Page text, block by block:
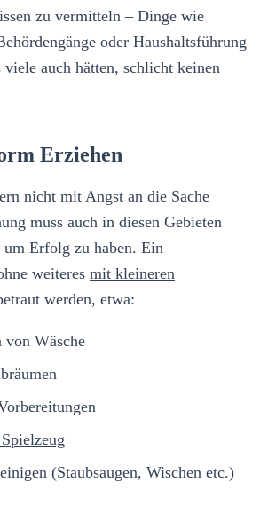
zu vermitteln – Dinge wie
oder Haushaltsführung
viele auch hätten, schlicht keinen
Erziehen
nicht mit Angst an die Sache
muss auch in diesen Gebieten
Erfolg zu haben. Ein
weiteres mit kleineren
werden, etwa:
von Wäsche
(Staubsaugen, Wischen etc.)